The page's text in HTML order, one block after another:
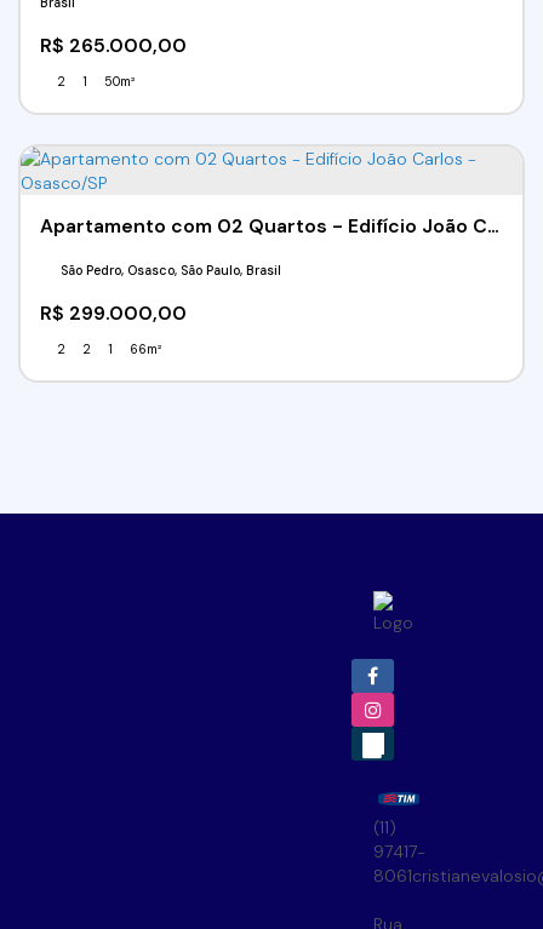
R$ 265.000,00
2 1 50m²
Apartamento com 02 Quartos - Edifício João Carlos - Osasco/SP
R$ 299.000,00
São Pedro, Osasco, São Paulo, Brasil
2 2 1 66m²
(11)
97417-
8061